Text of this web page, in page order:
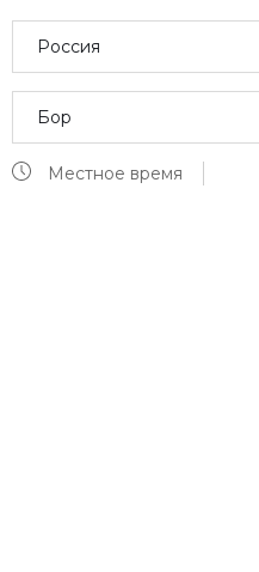
Россия
Бор
Местное время